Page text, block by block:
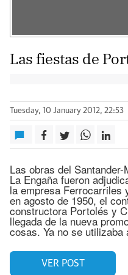
Las fiestas de
Tuesday, 10 January 2012, 22:53
Las obras del
La Engaña fueron
la empresa Ferrocarriles
en agosto de 1950, el
constructora Portolés y
llegada de la nueva
cosas. Ya no se
VER POST